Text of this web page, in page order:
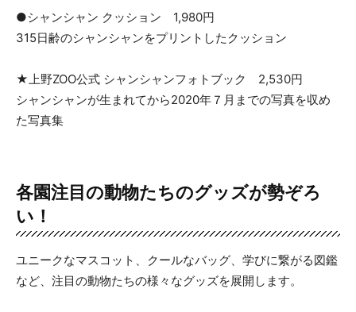
●シャンシャン クッション 1,980円
315日齢のシャンシャンをプリントしたクッション
★上野ZOO公式 シャンシャンフォトブック 2,530円
シャンシャンが生まれてから2020年７月までの写真を収め
た写真集
各園注目の動物たちのグッズが勢ぞろ
い ！
ユニークなマスコット、クールなバッグ、学びに繋がる図鑑
など、注目の動物たちの様々なグッズを展開します。